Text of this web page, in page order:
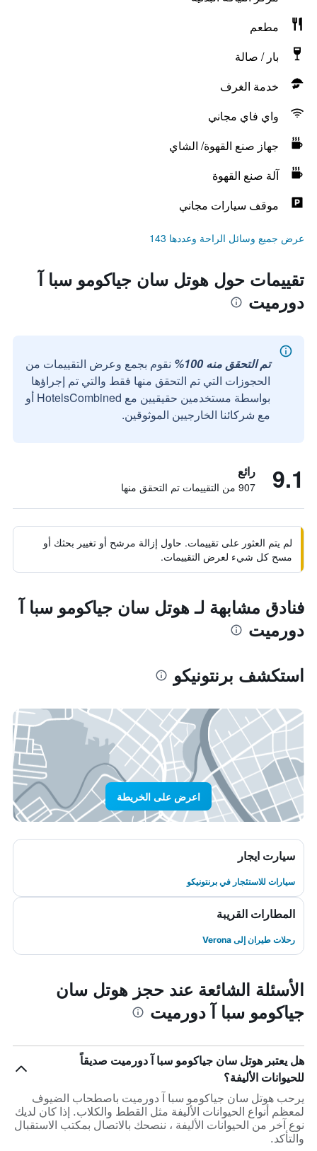
مطعم
بار / صالة
خدمة الغرف
واي فاي مجاني
جهاز صنع القهوة/ الشاي
آلة صنع القهوة
موقف سيارات مجاني
عرض جميع وسائل الراحة وعددها 143
تقييمات حول هوتل سان جياكومو سبا آ
دورميت
تم التحقق منه 100%
نقوم بجمع وعرض التقييمات من
الحجوزات التي تم التحقق منها فقط والتي تم إجراؤها
بواسطة مستخدمين حقيقيين مع HotelsCombined أو
مع شركائنا الخارجيين الموثوقين.
9.1 رائع
907 من التقييمات تم التحقق منها
لم يتم العثور على تقييمات. حاول إزالة مرشح أو تغيير بحثك أو
مسح كل شيء لعرض التقييمات.
فنادق مشابهة لـ هوتل سان جياكومو سبا آ
دورميت
استكشف برنتونيكو
اعرض على الخريطة
سيارت ايجار
سيارات للاستئجار في برنتونيكو
المطارات القريبة
رحلات طيران إلى Verona
الأسئلة الشائعة عند حجز هوتل سان
جياكومو سبا آ دورميت
هل يعتبر هوتل سان جياكومو سبا آ دورميت صديقاً
للحيوانات الأليفة؟
يرحب هوتل سان جياكومو سبا آ دورميت باصطحاب الضيوف
لمعظم أنواع الحيوانات الأليفة مثل القطط والكلاب. إذا كان لديك
نوع آخر من الحيوانات الأليفة ، ننصحك بالاتصال بمكتب الاستقبال
والتأكد.